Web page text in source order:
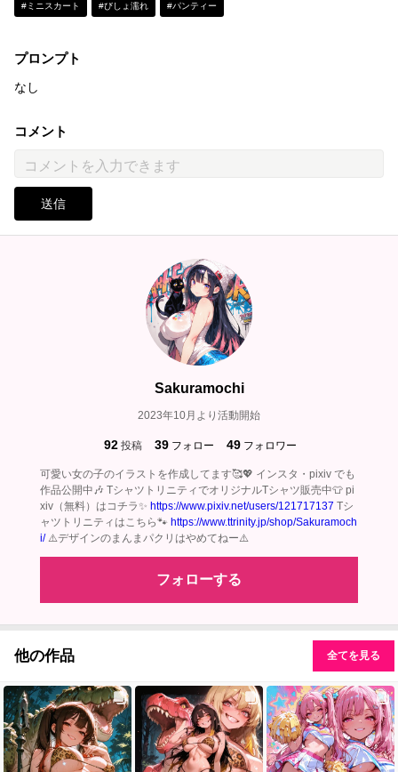
#ミニスカート #びしょ濡れ #パンティー
プロンプト
なし
コメント
送信
Sakuramochi
2023年10月より活動開始
92 投稿 39 フォロー 49 フォロワー
可愛い女の子のイラストを作成してます🥰💖 インスタ・pixiv でも
作品公開中🎶 TシャツトリニティでオリジナルTシャツ販売中👕 pi
xiv（無料）はコチラ✨ https://www.pixiv.net/users/121717137 Tシ
ャツトリニティはこちら🐾 https://www.ttrinity.jp/shop/Sakuramoch
i/⚠️デザインのまんまパクリはやめてねー⚠️
フォローする
他の作品 全てを見る